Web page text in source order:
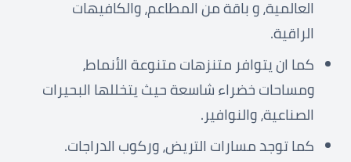
العالمية، و باقة من المطاعم، والكافيهات
الراقية.
كما ان يتوافر متنزهات متنوعة الأنماط،
ومساحات خضراء شاسعة حيث يتخللها البحيرات
الصناعية، والنوافير.
كما توجد مسارات التريض، وركوب الدراجات.